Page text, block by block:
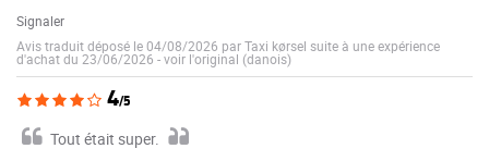
Signaler
Avis traduit déposé le 04/08/2026 par Taxi kørsel suite à une expérience
d'achat du 23/06/2026 -voir l'original (danois)
4/5
Tout était super.